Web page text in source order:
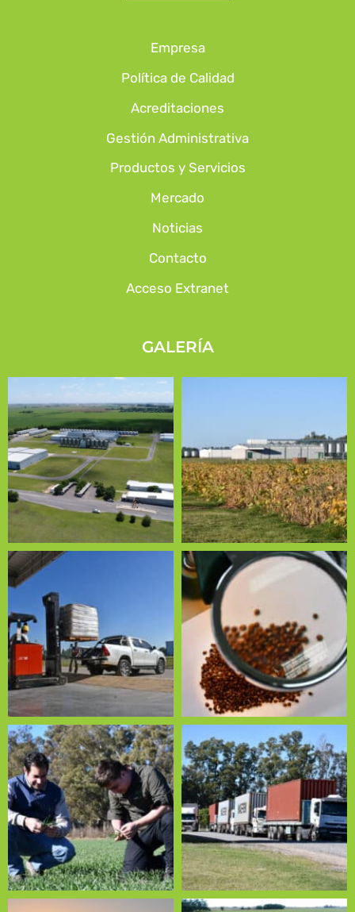
Empresa
Política de Calidad
Acreditaciones
Gestión Administrativa
Productos y Servicios
Mercado
Noticias
Contacto
Acceso Extranet
GALERÍA